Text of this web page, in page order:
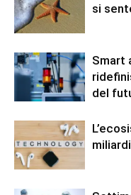
si
Smart
del